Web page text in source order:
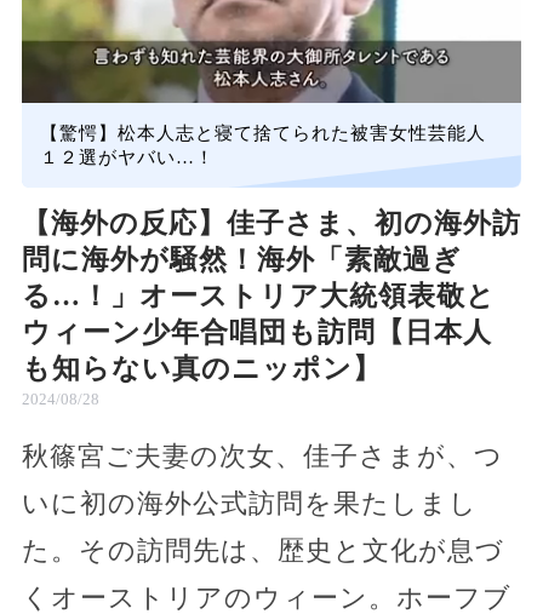
【驚愕】松本人志と寝て捨てられた被害女性芸能人
１２選がヤバい…！
【海外の反応】佳子さま、初の海外訪
問に海外が騒然！海外「素敵過ぎ
る…！」オーストリア大統領表敬と
ウィーン少年合唱団も訪問【日本人
も知らない真のニッポン】
2024/08/28
秋篠宮ご夫妻の次女、佳子さまが、つ
いに初の海外公式訪問を果たしまし
た。その訪問先は、歴史と文化が息づ
くオーストリアのウィーン。ホーフブ